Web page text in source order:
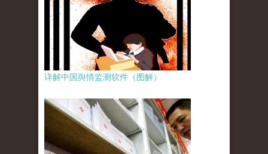
详解中国舆情监测软件（图解）